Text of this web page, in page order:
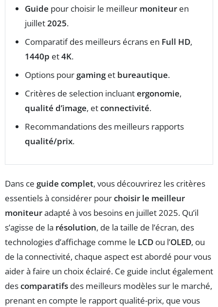
Guide pour choisir le meilleur moniteur en
juillet2025.
Comparatif des meilleurs écrans en Full HD,
1440p et4K.
Options pour gaminget bureautique.
Critères de selection incluantergonomie,
qualité d’image, etconnectivité.
Recommandations des meilleurs rapports
qualité/prix.
Dans ce guide complet, vous découvrirez les critères
essentiels à considérer pourchoisir le meilleur
moniteuradapté à vos besoins en juillet 2025. Qu’il
s’agisse de la résolution, de la taille de l’écran, des
technologies d’affichage comme le LCD ou l’OLED, ou
de la connectivité, chaque aspect est abordé pour vous
aider à faire un choix éclairé. Ce guide inclut également
descomparatifs des meilleurs modèles sur le marché,
prenant en compte le rapport qualité-prix, que vous